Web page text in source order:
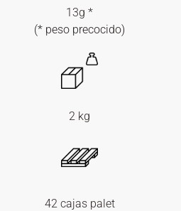
13g *
(* peso precocido)
2 kg
42 cajas palet